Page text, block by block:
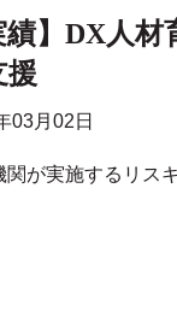
績】DX人
援
03月02日
関が実施するリス